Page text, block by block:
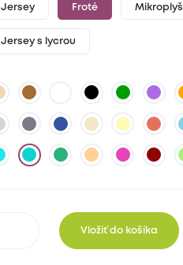
Jersey Froté Mikroplyš
Jersey s lycrou
Vložiť do košíka